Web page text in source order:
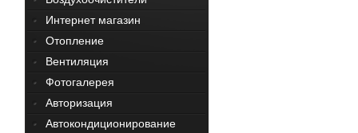
Интернет магазин
Отопление
Вентиляция
Фотогалерея
Авторизация
Автокондиционирование